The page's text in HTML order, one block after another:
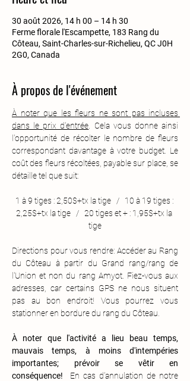
30 août 2026, 14 h 00 – 14 h 30
Ferme florale l'Escampette, 183 Rang du
Côteau, Saint-Charles-sur-Richelieu, QC J0H
2G0, Canada
À propos de l'événement
À noter que les fleurs ne sont pas incluses
dans le prix d'entrée . Cela vous donne ainsi
l'opportunité de récolter le nombre de fleurs
correspondant davantage à votre budget. Le
coût des fleurs récoltées, payable sur place, se
détaille tel que suit:
1 à 9 tiges : 2,50$+tx la tige   /   10 à 19 tiges :
2,25$+tx la tige   /   20 tiges et + : 1,95$+tx la
tige
Directions pour vous rendre: Accéder au Rang
du Côteau à partir du Grand rang/rang de
l'Union et non du rang Amyot. Fiez-vous aux
adresses, car certains GPS ne nous situent
pas au bon endroit! Vous pourrez vous
stationner en bordure du rang du Côteau.
À noter que l'activité a lieu beau temps,
mauvais temps, à moins d'intempéries
importantes; prévoir se vêtir en
conséquence! En cas d'annulation de notre